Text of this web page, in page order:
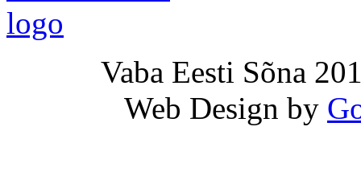
Vaba Eesti Sõna
Web Design by